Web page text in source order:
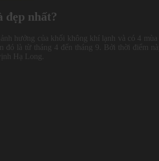
đẹp nhất?
hưởng của khối không khí lạnh và có 4 mùa
đó là từ tháng 4 đến tháng 9. Bởi thời điểm
Hạ Long.